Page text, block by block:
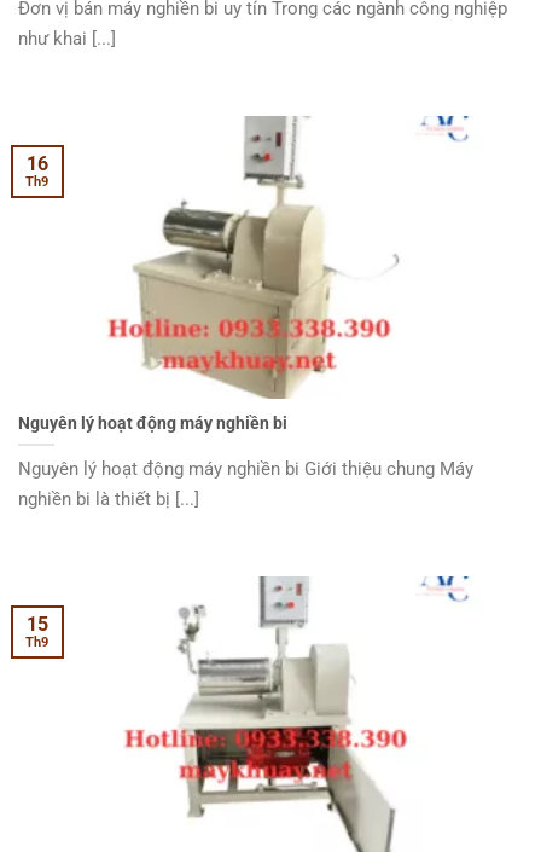
Đơn vị bán máy nghiền bi uy tín Trong các ngành công nghiệp
như khai [...]
Nguyên lý hoạt động máy nghiền bi
Nguyên lý hoạt động máy nghiền bi Giới thiệu chung Máy
nghiền bi là thiết bị [...]
16
Th9
15
Th9